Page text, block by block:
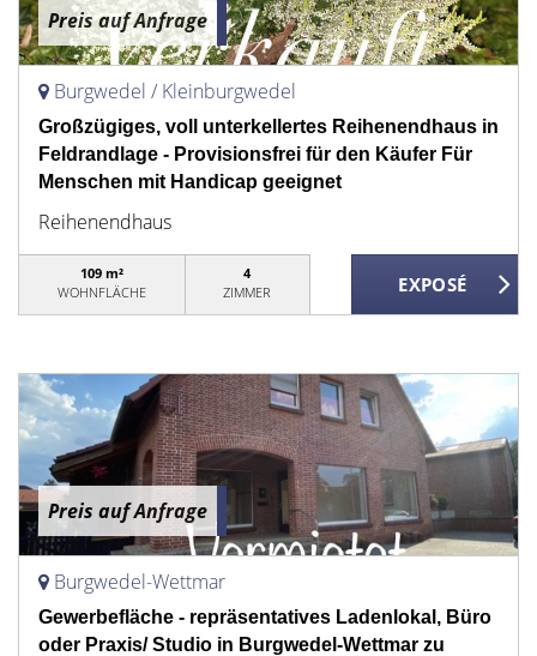
Preis auf Anfrage
Burgwedel / Kleinburgwedel
Großzügiges, voll unterkellertes Reihenendhaus in
Feldrandlage - Provisionsfrei für den Käufer Für
Menschen mit Handicap geeignet
Reihenendhaus
109 m²
WOHNFLÄCHE
4
ZIMMER
Preis auf Anfrage
Burgwedel-Wettmar
Gewerbefläche - repräsentatives Ladenlokal, Büro
oder Praxis/ Studio in Burgwedel-Wettmar zu